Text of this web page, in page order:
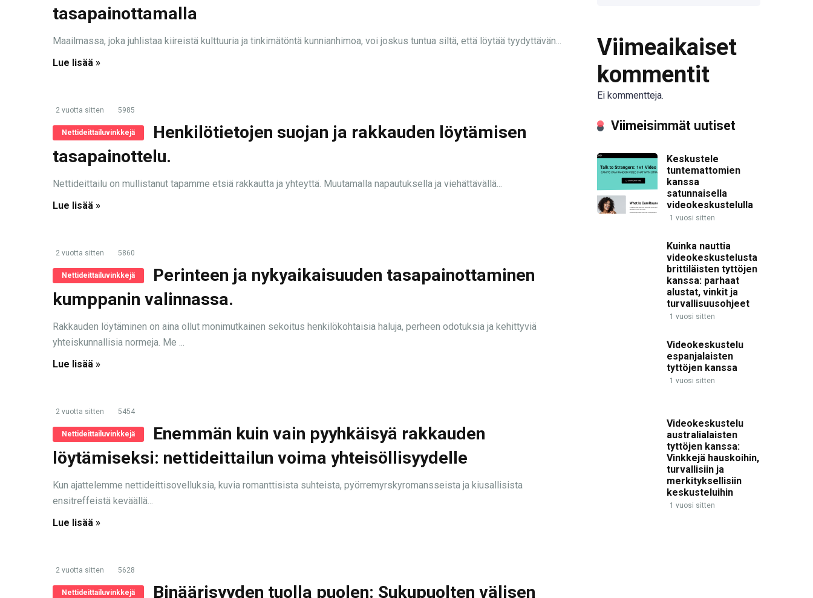
tasapainottamalla
Maailmassa, joka juhlistaa kiireistä kulttuuria ja tinkimätöntä kunnianhimoa, voi joskus tuntua siltä, että löytää tyydyttävän...
Lue lisää »
2 vuotta sitten 5985
Nettideittailuvinkkejä
Henkilötietojen suojan ja rakkauden löytämisen
tasapainottelu.
Nettideittailu on mullistanut tapamme etsiä rakkautta ja yhteyttä. Muutamalla napautuksella ja viehättävällä...
Lue lisää »
2 vuotta sitten 5860
Nettideittailuvinkkejä
Perinteen ja nykyaikaisuuden tasapainottaminen
kumppanin valinnassa.
Rakkauden löytäminen on aina ollut monimutkainen sekoitus henkilökohtaisia haluja, perheen odotuksia ja kehittyviä
yhteiskunnallisia normeja. Me ...
Lue lisää »
2 vuotta sitten 5454
Nettideittailuvinkkejä
Enemmän kuin vain pyyhkäisyä rakkauden
löytämiseksi: nettideittailun voima yhteisöllisyydelle
Kun ajattelemme nettideittisovelluksia, kuvia romanttisista suhteista, pyörremyrskyromansseista ja kiusallisista
ensitreffeistä keväällä...
Lue lisää »
2 vuotta sitten 5628
Nettideittailuvinkkejä
Binäärisyyden tuolla puolen: Sukupuolten välisen
Viimeaikaiset
kommentit
Ei kommentteja.
Viimeisimmät uutiset
Keskustele
tuntemattomien
kanssa
satunnaisella
videokeskustelulla
1 vuosi sitten
Kuinka nauttia
videokeskustelusta
brittiläisten tyttöjen
kanssa: parhaat
alustat, vinkit ja
turvallisuusohjeet
1 vuosi sitten
Videokeskustelu
espanjalaisten
tyttöjen kanssa
1 vuosi sitten
Videokeskustelu
australialaisten
tyttöjen kanssa:
Vinkkejä hauskoihin,
turvallisiin ja
merkityksellisiin
keskusteluihin
1 vuosi sitten